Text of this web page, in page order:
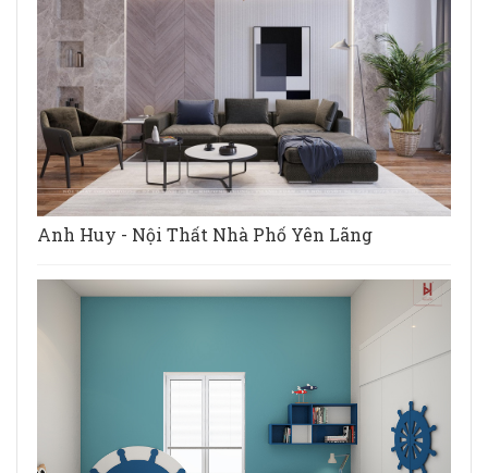
Anh Huy - Nội Thất Nhà Phố Yên Lãng